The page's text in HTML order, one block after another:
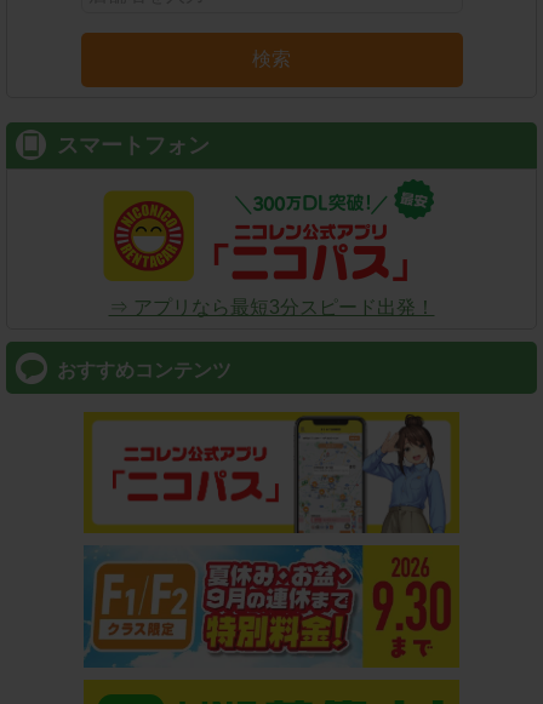
検索
スマートフォン
⇒ アプリなら最短3分スピード出発！
おすすめコンテンツ